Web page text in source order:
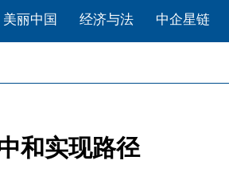
美丽中国 经济与法 中企星链
和实现路径